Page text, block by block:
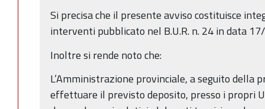
Si precisa che il presente avviso costituisce
interventi pubblicato nel B.U.R. n. 24 in data
Inoltre si rende noto che:
L’Amministrazione provinciale, a seguito della
effettuare il previsto deposito, presso i propri